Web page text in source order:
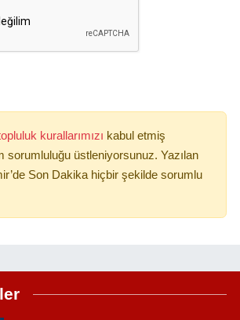
kurallarımızı kabul etmiş
sorumluluğu üstleniyorsunuz. Yazılan
Son Dakika hiçbir şekilde sorumlu